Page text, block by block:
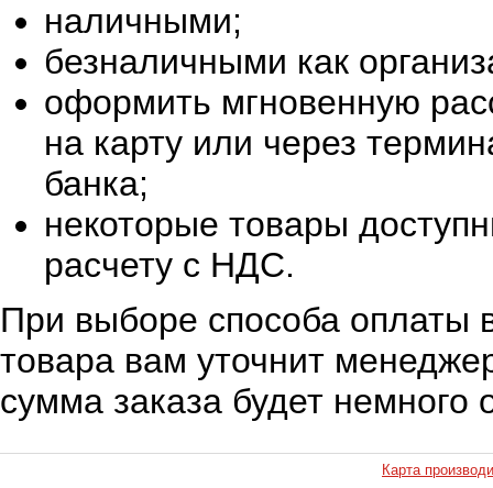
наличными;
безналичными как
оформить мгновенную
на карту или через
банка;
некоторые товары
расчету с НДС.
При выборе способа оплаты
товара вам уточнит
сумма заказа будет немного
Карта